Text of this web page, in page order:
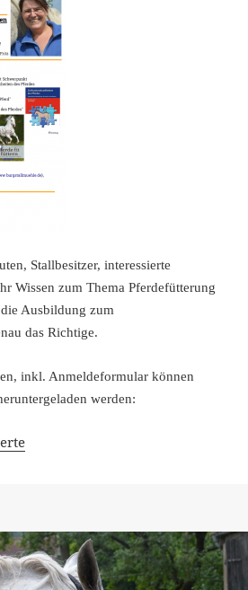
Stallbesitzer, interessierte
Wissen zum Thema Pferdefütterung
Ausbildung zum
das Richtige.
inkl. Anmeldeformular können
werden: